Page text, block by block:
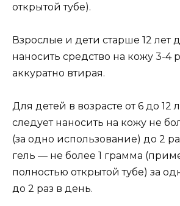
открытой тубе).
Взрослые и дети старше 12 лет
наносить средство на кожу 3-4
аккуратно втирая.
Для детей в возрасте от 6 до 12
следует наносить на кожу не
(за одно использование) до 2
гель — не более 1 грамма
полностью открытой тубе) за
до 2 раз в день.